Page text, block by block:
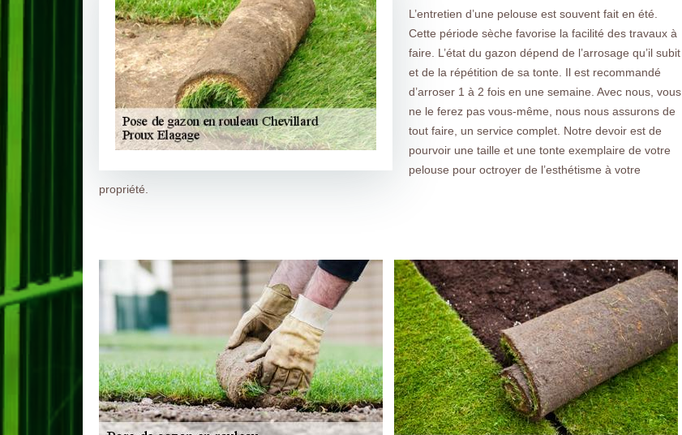
L’entretien d’une pelouse est souvent fait en été.
Cette période sèche favorise la facilité des travaux à
faire. L’état du gazon dépend de l’arrosage qu’il subit
et de la répétition de sa tonte. Il est recommandé
d’arroser 1 à 2 fois en une semaine. Avec nous, vous
ne le ferez pas vous-même, nous nous assurons de
tout faire, un service complet. Notre devoir est de
pourvoir une taille et une tonte exemplaire de votre
pelouse pour octroyer de l’esthétisme à votre
propriété.